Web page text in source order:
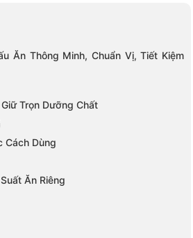
Ăn Thông Minh, Chuẩn Vị, Tiết Kiệm
Trọn Dưỡng Chất
Cách Dùng
Ăn Riêng